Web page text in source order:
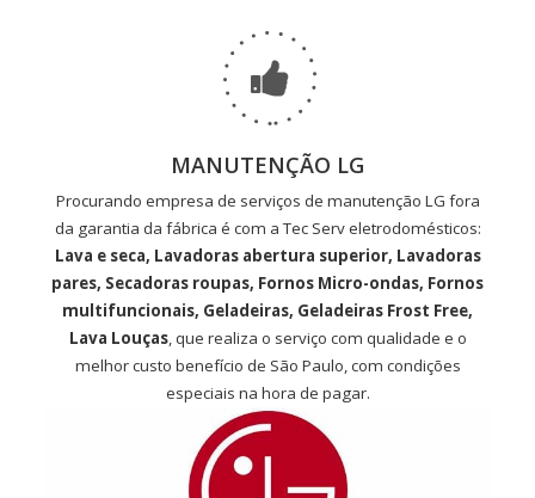
MANUTENÇÃO LG
Procurando empresa de serviços de manutenção LG fora
da garantia da fábrica é com a Tec Serv eletrodomésticos:
Lava e seca, Lavadoras abertura superior, Lavadoras
pares, Secadoras roupas, Fornos Micro-ondas, Fornos
multifuncionais, Geladeiras, Geladeiras Frost Free,
Lava Louças, que realiza o serviço com qualidade e o
melhor custo benefício de São Paulo, com condições
especiais na hora de pagar.